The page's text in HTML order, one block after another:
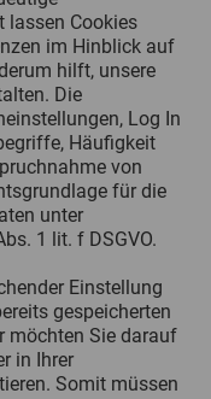
lassen Cookies
im Hinblick auf
hilft, unsere
Die
Log In
Häufigkeit
von
für die
unter
1 lit. f DSGVO.
Einstellung
gespeicherten
möchten Sie darauf
in Ihrer
Somit müssen